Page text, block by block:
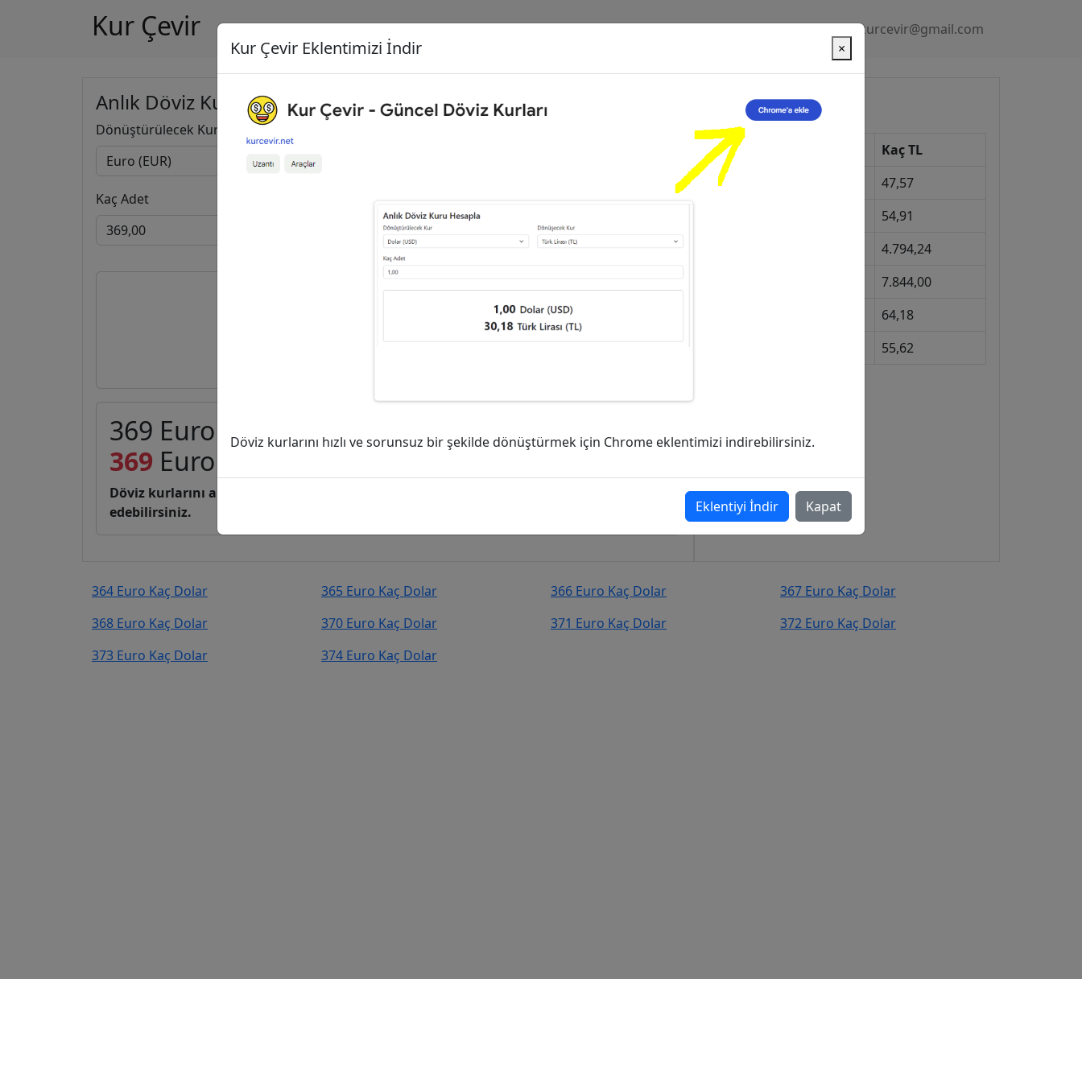
Kur Çevir Gizlilik Politikası kurcevir@gmail.com
Anlık Döviz Kuru Hesapla
Dönüştürülecek Kur
Kaç Adet
Euro (EUR)
369 Euro (EUR) kaç Dolar (USD)?
369 Euro
Döviz kurlarını anlık, canlı, basit bir şekilde kurcevir.net adresinden takip
edebilirsiniz.
Güncel Kurlar
Kur
Kaç TL
Dolar
47,57
54,91
4.794,24
7.844,00
64,18
55,62
364 Euro Kaç Dolar 365 Euro Kaç Dolar 366 Euro Kaç Dolar
367 Euro Kaç Dolar
368 Euro Kaç Dolar
370 Euro Kaç Dolar 371 Euro Kaç Dolar
372 Euro Kaç Dolar
373 Euro Kaç Dolar
374 Euro Kaç Dolar
Kur Çevir Eklentimizi İndir ×
Döviz kurlarını hızlı ve sorunsuz bir şekilde dönüştürmek için Chrome eklentimizi indirebilirsiniz.
Eklentiyi İndir Kapat